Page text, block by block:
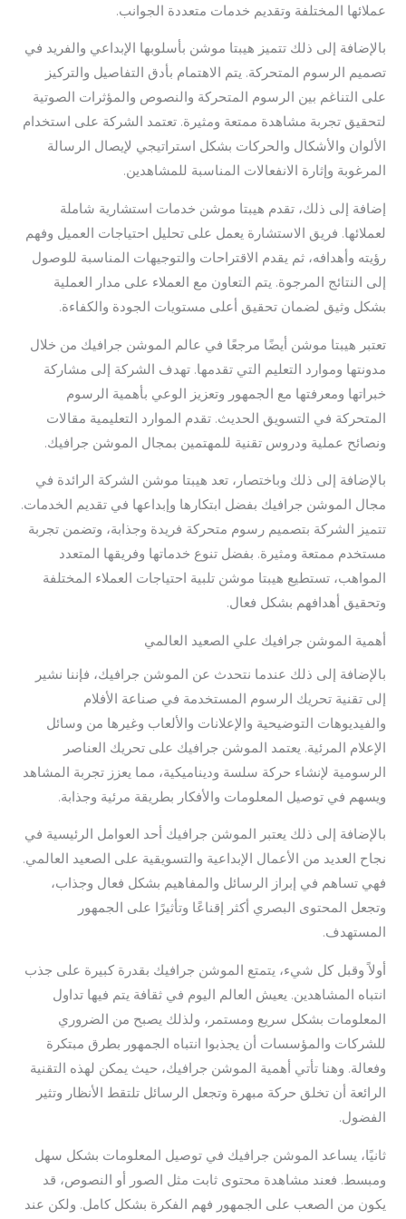
عملائها المختلفة وتقديم خدمات متعددة الجوانب.
بالإضافة إلى ذلك تتميز هيبتا موشن بأسلوبها الإبداعي والفريد في
تصميم الرسوم المتحركة. يتم الاهتمام بأدق التفاصيل والتركيز
على التناغم بين الرسوم المتحركة والنصوص والمؤثرات الصوتية
لتحقيق تجربة مشاهدة ممتعة ومثيرة. تعتمد الشركة على استخدام
الألوان والأشكال والحركات بشكل استراتيجي لإيصال الرسالة
المرغوبة وإثارة الانفعالات المناسبة للمشاهدين.
إضافة إلى ذلك، تقدم هيبتا موشن خدمات استشارية شاملة
لعملائها. فريق الاستشارة يعمل على تحليل احتياجات العميل وفهم
رؤيته وأهدافه، ثم يقدم الاقتراحات والتوجيهات المناسبة للوصول
إلى النتائج المرجوة. يتم التعاون مع العملاء على مدار العملية
بشكل وثيق لضمان تحقيق أعلى مستويات الجودة والكفاءة.
تعتبر هيبتا موشن أيضًا مرجعًا في عالم الموشن جرافيك من خلال
مدونتها وموارد التعليم التي تقدمها. تهدف الشركة إلى مشاركة
خبراتها ومعرفتها مع الجمهور وتعزيز الوعي بأهمية الرسوم
المتحركة في التسويق الحديث. تقدم الموارد التعليمية مقالات
ونصائح عملية ودروس تقنية للمهتمين بمجال الموشن جرافيك.
بالإضافة إلى ذلك وباختصار، تعد هيبتا موشن الشركة الرائدة في
مجال الموشن جرافيك بفضل ابتكارها وإبداعها في تقديم الخدمات.
تتميز الشركة بتصميم رسوم متحركة فريدة وجذابة، وتضمن تجربة
مستخدم ممتعة ومثيرة. بفضل تنوع خدماتها وفريقها المتعدد
المواهب، تستطيع هيبتا موشن تلبية احتياجات العملاء المختلفة
وتحقيق أهدافهم بشكل فعال.
أهمية الموشن جرافيك علي الصعيد العالمي
بالإضافة إلى ذلك عندما نتحدث عن الموشن جرافيك، فإننا نشير
إلى تقنية تحريك الرسوم المستخدمة في صناعة الأفلام
والفيديوهات التوضيحية والإعلانات والألعاب وغيرها من وسائل
الإعلام المرئية. يعتمد الموشن جرافيك على تحريك العناصر
الرسومية لإنشاء حركة سلسة وديناميكية، مما يعزز تجربة المشاهد
ويسهم في توصيل المعلومات والأفكار بطريقة مرئية وجذابة.
بالإضافة إلى ذلك يعتبر الموشن جرافيك أحد العوامل الرئيسية في
نجاح العديد من الأعمال الإبداعية والتسويقية على الصعيد العالمي.
فهي تساهم في إبراز الرسائل والمفاهيم بشكل فعال وجذاب،
وتجعل المحتوى البصري أكثر إقناعًا وتأثيرًا على الجمهور
المستهدف.
أولاً وقبل كل شيء، يتمتع الموشن جرافيك بقدرة كبيرة على جذب
انتباه المشاهدين. يعيش العالم اليوم في ثقافة يتم فيها تداول
المعلومات بشكل سريع ومستمر، ولذلك يصبح من الضروري
للشركات والمؤسسات أن يجذبوا انتباه الجمهور بطرق مبتكرة
وفعالة. وهنا تأتي أهمية الموشن جرافيك، حيث يمكن لهذه التقنية
الرائعة أن تخلق حركة مبهرة وتجعل الرسائل تلتقط الأنظار وتثير
الفضول.
ثانيًا، يساعد الموشن جرافيك في توصيل المعلومات بشكل سهل
ومبسط. فعند مشاهدة محتوى ثابت مثل الصور أو النصوص، قد
يكون من الصعب على الجمهور فهم الفكرة بشكل كامل. ولكن عند